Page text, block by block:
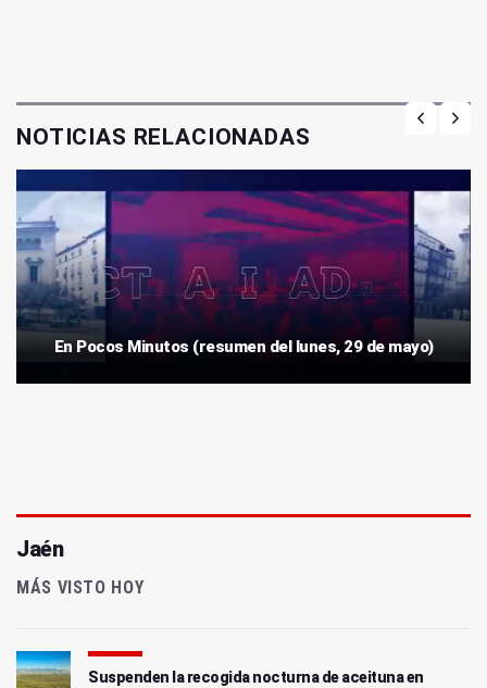
NOTICIAS RELACIONADAS
En Pocos Minutos (resumen del lunes, 29 de mayo)
Jaén
MÁS VISTO HOY
Suspenden la recogida nocturna de aceituna en